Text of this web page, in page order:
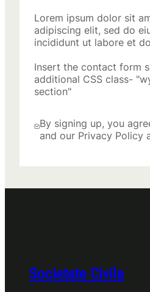
Lorem ipsum dolor sit
adipiscing elit, sed do
incididunt ut labore et
Insert the contact form
additional CSS class-
section"
By signing up, you
and our Privacy Policy
Societate Civila